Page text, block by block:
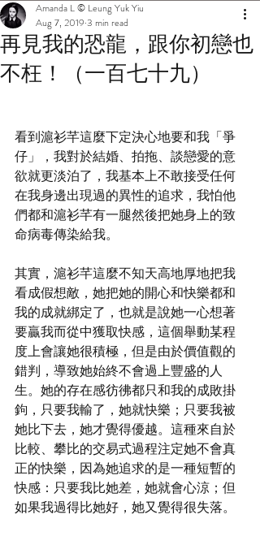
再見我的恐龍，跟你初戀也
不枉！（一百七十九）
Amanda L © Leung Yuk Yiu
Aug 7, 2019 3 min read
看到滬衫芊這麼下定決心地要和我「爭
仔」，我對於結婚、拍拖、談戀愛的意
欲就更淡泊了，我基本上不敢接受任何
在我身邊出現過的異性的追求，我怕他
們都和滬衫芊有一腿然後把她身上的致
命病毒傳染給我。
其實，滬衫芊這麼不知天高地厚地把我
看成假想敵，她把她的開心和快樂都和
我的成就綁定了，也就是說她一心想著
要贏我而從中獲取快感，這個舉動某程
度上會讓她很積極，但是由於價值觀的
錯判，導致她始終不會過上豐盛的人
生。她的存在感彷彿都只和我的成敗掛
鉤，只要我輸了，她就快樂；只要我被
她比下去，她才覺得優越。這種來自於
比較、攀比的交易式過程注定她不會真
正的快樂，因為她追求的是一種短暫的
快感：只要我比她差，她就會心涼；但
如果我過得比她好，她又覺得很失落。